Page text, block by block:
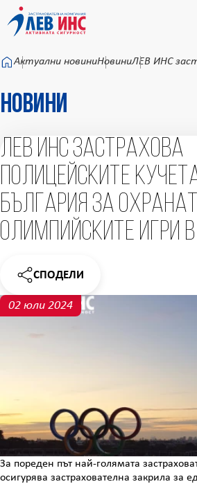
Към основното съдържание
Актуални новиниНовиниЛЕВ ИНС
Новини
ЛЕВ ИНС застрахова
полицейските
България за
Олимпийските игри
СПОДЕЛИ
НОВИНАТА
02 юли 2024
За пореден път най-голямата
осигурява застрахователна закрила за